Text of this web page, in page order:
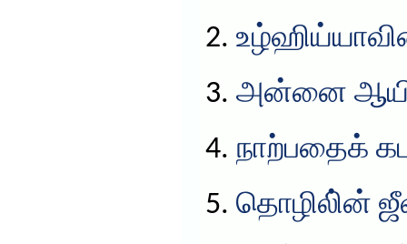
அன்னை
நாற்பதைக்
தொழிலி்ன்